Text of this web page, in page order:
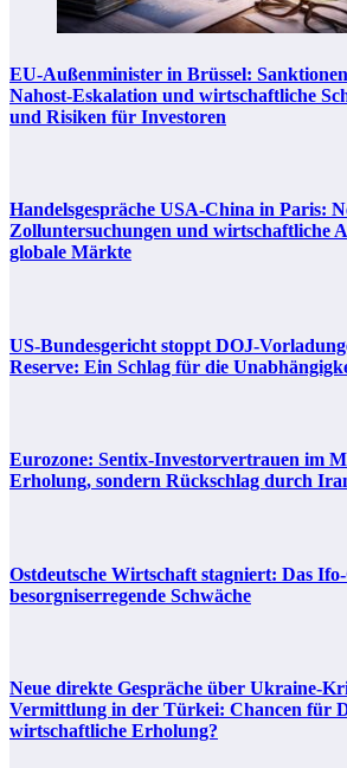
EU-Außenminister in Brüssel:
Nahost-Eskalation und wirtschaftliche
und Risiken für Investoren
Handelsgespräche USA-China in Paris:
Zolluntersuchungen und wirtschaftliche
globale Märkte
US-Bundesgericht stoppt DOJ-
Reserve: Ein Schlag für die
Eurozone: Sentix-Investorvertrauen im
Erholung, sondern Rückschlag durch
Ostdeutsche Wirtschaft stagniert: Das
besorgniserregende Schwäche
Neue direkte Gespräche über Ukraine-
Vermittlung in der Türkei: Chancen für
wirtschaftliche Erholung?